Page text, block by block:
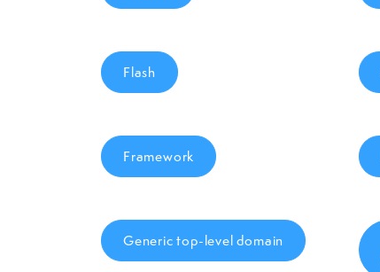
Flash
Framework
Generic top-level domain